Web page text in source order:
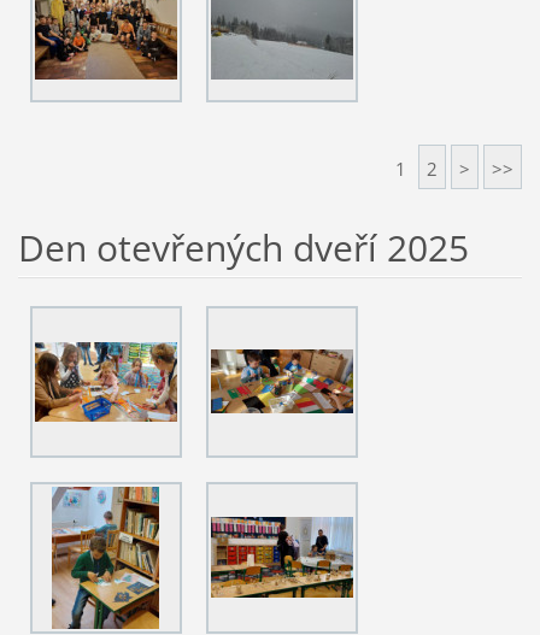
1 2 > >>
Den otevřených dveří 2025